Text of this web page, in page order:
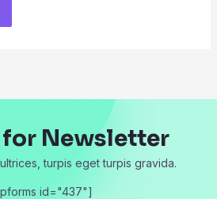
for Newsletter
turpis eget turpis gravida.
id="437"]